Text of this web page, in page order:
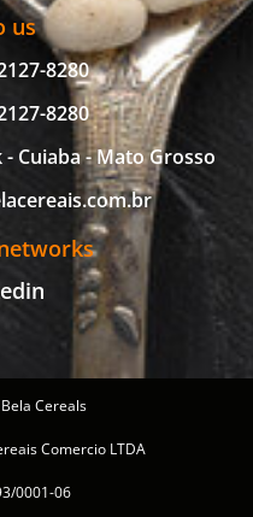
us
8280
8280
- Cuiaba - Mato Grosso
Cereals
Comercio LTDA
0001-06